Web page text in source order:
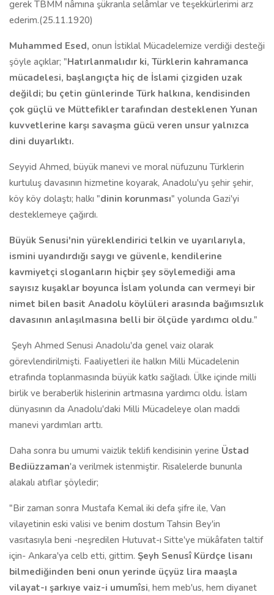
gerek TBMM nâmına şükranla selâmlar ve teşekkürlerimi arz
ederim.(25.11.1920)
Muhammed Esed, onun İstiklal Mücadelemize verdiği desteği
şöyle açıklar; "Hatırlanmalıdır ki, Türklerin kahramanca
mücadelesi, başlangıçta hiç de İslami çizgiden uzak
değildi; bu çetin günlerinde Türk halkına, kendisinden
çok güçlü ve Müttefikler tarafından desteklenen Yunan
kuvvetlerine karşı savaşma gücü veren unsur yalnızca
dini duyarlıktı.
Seyyid Ahmed, büyük manevi ve moral nüfuzunu Türklerin
kurtuluş davasının hizmetine koyarak, Anadolu'yu şehir şehir,
köy köy dolaştı; halkı "dinin korunması" yolunda Gazi'yi
desteklemeye çağırdı.
Büyük Senusi'nin yüreklendirici telkin ve uyarılarıyla,
ismini uyandırdığı saygı ve güvenle, kendilerine
kavmiyetçi sloganların hiçbir şey söylemediği ama
sayısız kuşaklar boyunca İslam yolunda can vermeyi bir
nimet bilen basit Anadolu köylüleri arasında bağımsızlık
davasının anlaşılmasına belli bir ölçüde yardımcı oldu."
Şeyh Ahmed Senusi Anadolu'da genel vaiz olarak
görevlendirilmişti. Faaliyetleri ile halkın Milli Mücadelenin
etrafında toplanmasında büyük katkı sağladı. Ülke içinde milli
birlik ve beraberlik hislerinin artmasına yardımcı oldu. İslam
dünyasının da Anadolu'daki Milli Mücadeleye olan maddi
manevi yardımları arttı.
Daha sonra bu umumi vaizlik teklifi kendisinin yerine Üstad
Bediüzzaman'a verilmek istenmiştir. Risalelerde bununla
alakalı atıflar şöyledir;
"Bir zaman sonra Mustafa Kemal iki defa şifre ile, Van
vilayetinin eski valisi ve benim dostum Tahsin Bey'in
vasıtasıyla beni -neşredilen Hutuvat-ı Sitte'ye mükâfaten taltif
için- Ankara'ya celb etti, gittim. Şeyh Senusî Kürdçe lisanı
bilmediğinden beni onun yerinde üçyüz lira maaşla
vilayat-ı şarkıye vaiz-i umumîsi, hem meb'us, hem diyanet